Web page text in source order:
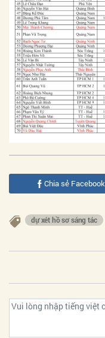
Chia sẻ Facebook
dự xét hồ sơ sáng tác